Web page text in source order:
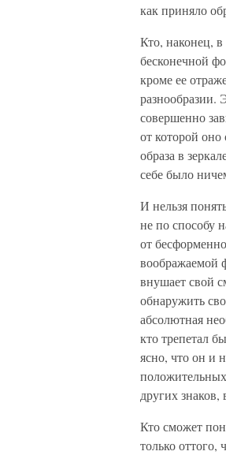
как приняло
Кто, наконец,
бесконечной
кроме ее
разнообразии.
совершенно
от которой
образа в
себе было
И нельзя
не по способу
от
воображаемой
внушает свой
обнаружить
абсолютная
кто трепетал
ясно, что он и
других
Кто сможет
только